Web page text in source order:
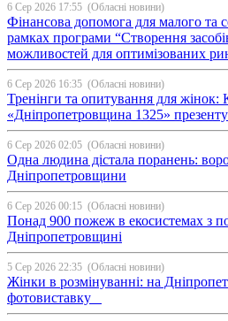
6 Сер 2026 17:55 (Обласні новини)
Фінансова допомога для малого та
рамках програми “Створення
можливостей для оптимізованих
6 Сер 2026 16:35 (Обласні новини)
Тренінги та опитування для жінок:
«Дніпропетровщина 1325»
6 Сер 2026 02:05 (Обласні новини)
Одна людина дістала поранень:
Дніпропетровщини
6 Сер 2026 00:15 (Обласні новини)
Понад 900 пожеж в екосистемах з
Дніпропетровщині
5 Сер 2026 22:35 (Обласні новини)
Жінки в розмінуванні: на
фотовиставку